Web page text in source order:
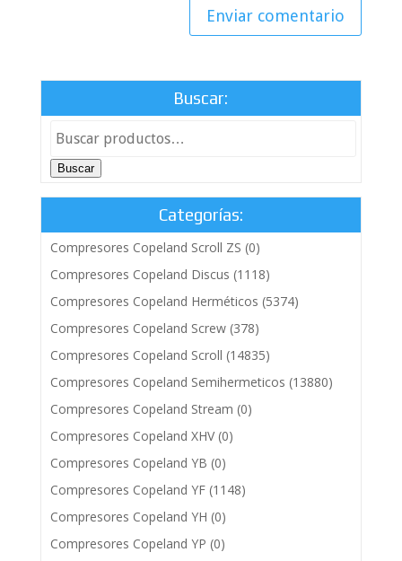
Buscar:
Buscar
Categorías:
Compresores Copeland Scroll ZS (0)
Compresores Copeland Discus (1118)
Compresores Copeland Herméticos (5374)
Compresores Copeland Screw (378)
Compresores Copeland Scroll (14835)
Compresores Copeland Semihermeticos (13880)
Compresores Copeland Stream (0)
Compresores Copeland XHV (0)
Compresores Copeland YB (0)
Compresores Copeland YF (1148)
Compresores Copeland YH (0)
Compresores Copeland YP (0)